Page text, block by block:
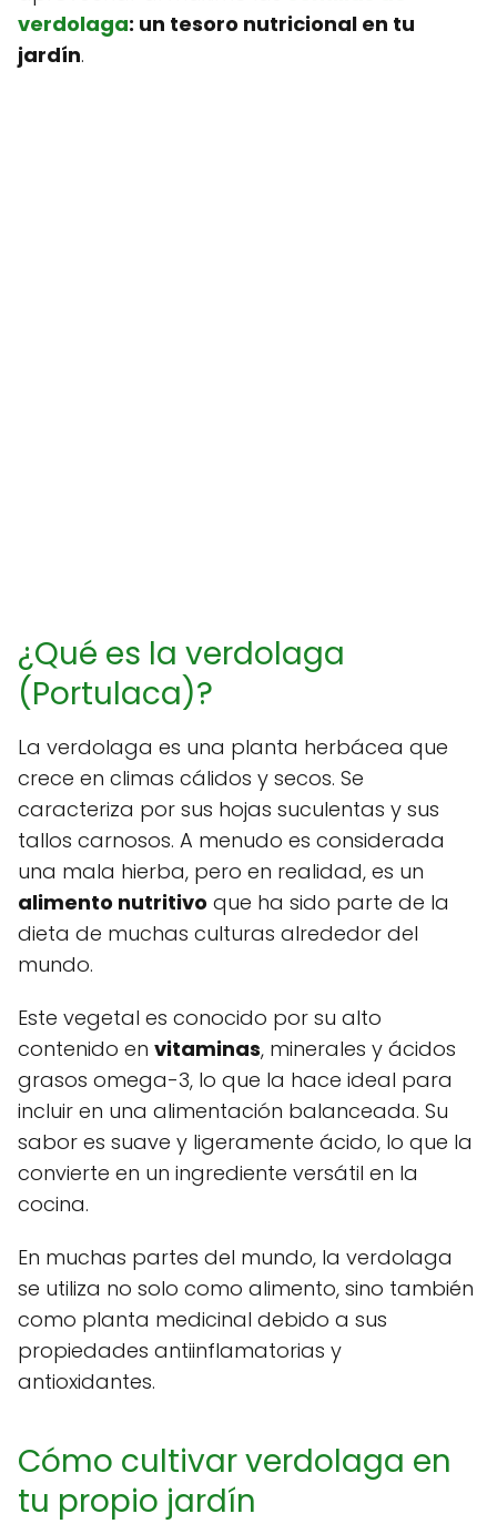
verdolaga: un tesoro nutricional en tu
jardín.
¿Qué es la verdolaga
(Portulaca)?
La verdolaga es una planta herbácea que
crece en climas cálidos y secos. Se
caracteriza por sus hojas suculentas y sus
tallos carnosos. A menudo es considerada
una mala hierba, pero en realidad, es un
alimento nutritivo que ha sido parte de la
dieta de muchas culturas alrededor del
mundo.
Este vegetal es conocido por su alto
contenido en vitaminas, minerales y ácidos
grasos omega-3, lo que la hace ideal para
incluir en una alimentación balanceada. Su
sabor es suave y ligeramente ácido, lo que la
convierte en un ingrediente versátil en la
cocina.
En muchas partes del mundo, la verdolaga
se utiliza no solo como alimento, sino también
como planta medicinal debido a sus
propiedades antiinflamatorias y
antioxidantes.
Cómo cultivar verdolaga en
tu propio jardín